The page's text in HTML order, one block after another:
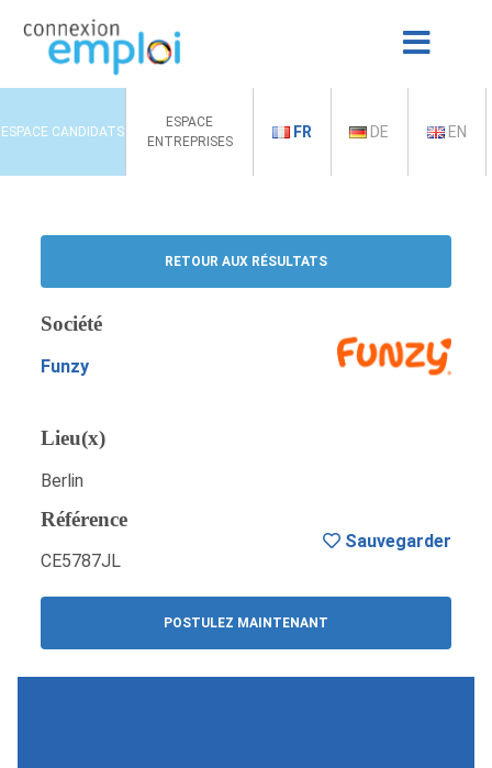
ESPACE CANDIDATS
ESPACE
ENTREPRISES
FR DE EN
RETOUR AUX RÉSULTATS
Société
Funzy
Lieu(x)
Berlin
Référence
CE5787JL
POSTULEZ MAINTENANT
Sauvegarder